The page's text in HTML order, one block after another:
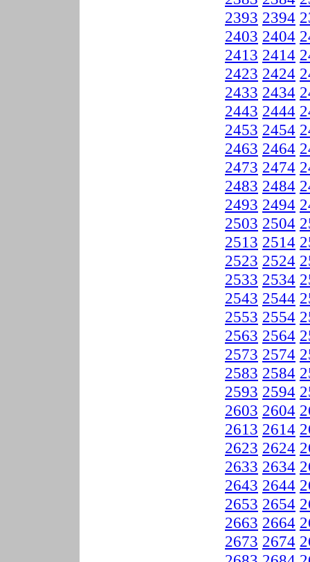
2393 2394
2403 2404
2413 2414
2423 2424
2433 2434
2443 2444
2453 2454
2463 2464
2473 2474
2483 2484
2493 2494
2503 2504
2513 2514
2523 2524
2533 2534
2543 2544
2553 2554
2563 2564
2573 2574
2583 2584
2593 2594
2603 2604
2613 2614
2623 2624
2633 2634
2643 2644
2653 2654
2663 2664
2673 2674